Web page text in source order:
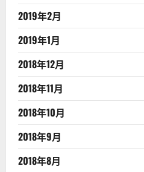
2019年2月
2019年1月
2018年12月
2018年11月
2018年10月
2018年9月
2018年8月